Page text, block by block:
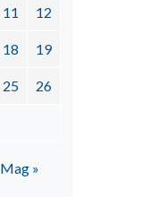
11 12
18 19
25 26
Mag »